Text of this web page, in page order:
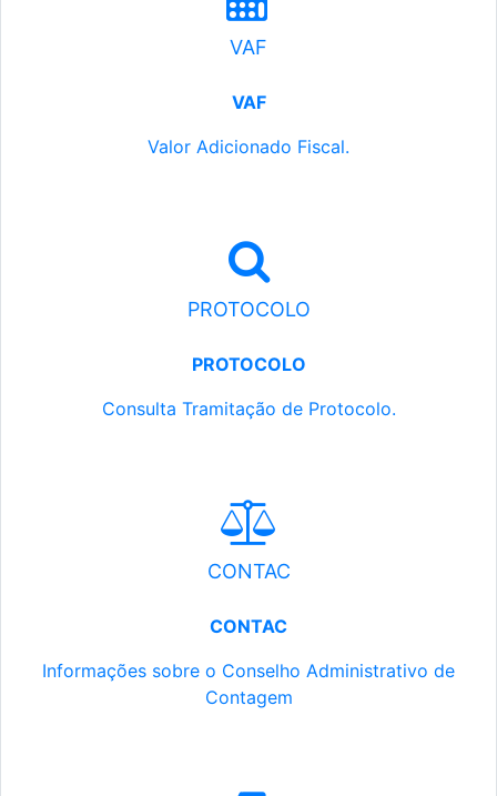
VAF
VAF
Valor Adicionado Fiscal.
PROTOCOLO
PROTOCOLO
Consulta Tramitação de Protocolo.
CONTAC
CONTAC
Informações sobre o Conselho Administrativo de
Contagem